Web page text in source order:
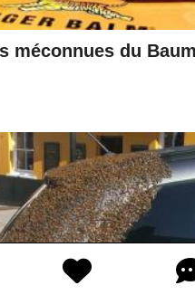
méconnues du